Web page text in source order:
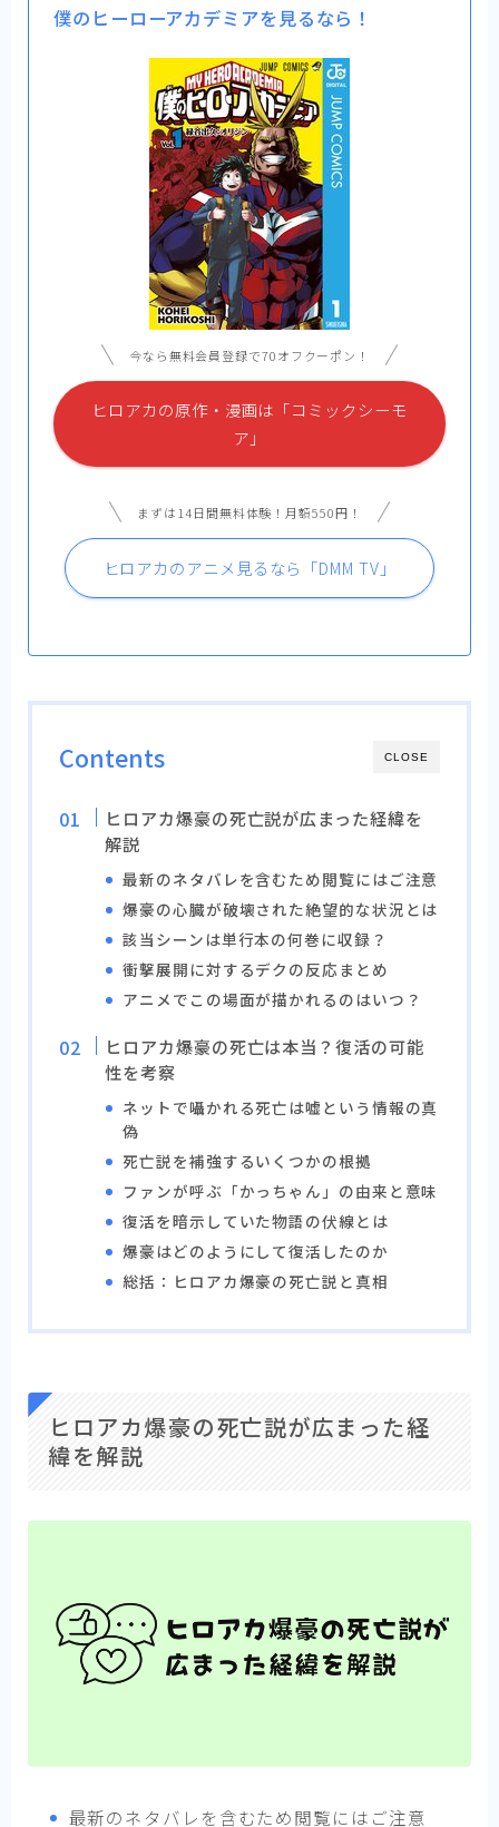
僕のヒーローアカデミアを見るなら！
今なら無料会員登録で70オフクーポン！
ヒロアカの原作・漫画は「コミックシーモ
ア」
まずは14日間無料体験！月額550円！
ヒロアカのアニメ見るなら「DMM TV」
CLOSE
Contents
ヒロアカ爆豪の死亡説が広まった経緯を
解説
最新のネタバレを含むため閲覧にはご注意
爆豪の心臓が破壊された絶望的な状況とは
該当シーンは単行本の何巻に収録？
衝撃展開に対するデクの反応まとめ
アニメでこの場面が描かれるのはいつ？
ヒロアカ爆豪の死亡は本当？復活の可能
性を考察
ネットで囁かれる死亡は嘘という情報の真
偽
死亡説を補強するいくつかの根拠
ファンが呼ぶ「かっちゃん」の由来と意味
復活を暗示していた物語の伏線とは
爆豪はどのようにして復活したのか
総括：ヒロアカ爆豪の死亡説と真相
ヒロアカ爆豪の死亡説が広まった経
緯を解説
最新のネタバレを含むため閲覧にはご注意